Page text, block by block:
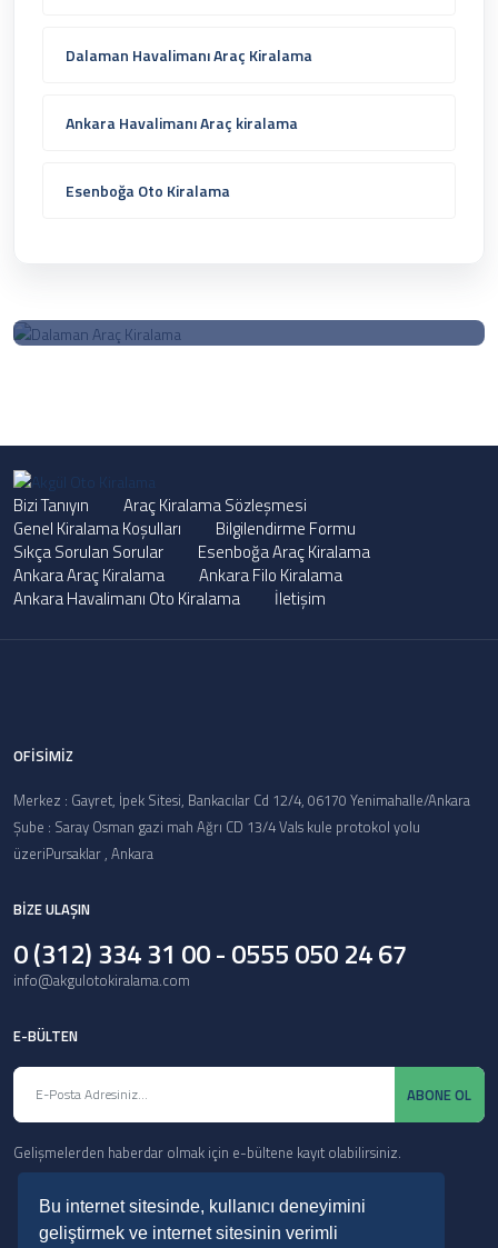
Bu internet sitesinde, kullanıcı deneyimini
geliştirmek ve internet sitesinin verimli
Dalaman Havalimanı Araç Kiralama
Ankara Havalimanı Araç kiralama
Esenboğa Oto Kiralama
Bize Soru Sorun
Satış öncesi destek & sorularınız için 09:00-18:00 arasında
arayabilirsiniz.
ÇAĞRI MERKEZIMIZ
0 (312) 334 31 00 - 0555 050 24 67
Bizi Tanıyın
Araç Kiralama Sözleşmesi
Genel Kiralama Koşulları
Bilgilendirme Formu
Sıkça Sorulan Sorular
Esenboğa Araç Kiralama
Ankara Araç Kiralama
Ankara Filo Kiralama
Ankara Havalimanı Oto Kiralama
İletişim
OFİSİMİZ
Merkez : Gayret, İpek Sitesi, Bankacılar Cd 12/4, 06170 Yenimahalle/Ankara
Şube : Saray Osman gazi mah Ağrı CD 13/4 Vals kule protokol yolu
üzeriPursaklar , Ankara
BİZE ULAŞIN
0 (312) 334 31 00 - 0555 050 24 67
info@akgulotokiralama.com
E-BÜLTEN
ABONE OL
Gelişmelerden haberdar olmak için e-bültene kayıt olabilirsiniz.